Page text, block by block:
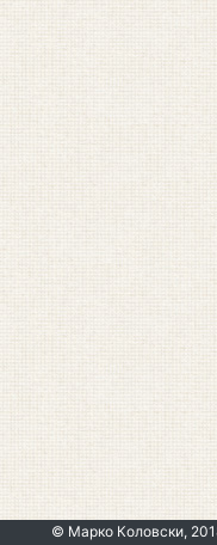
© Марко Коловски,